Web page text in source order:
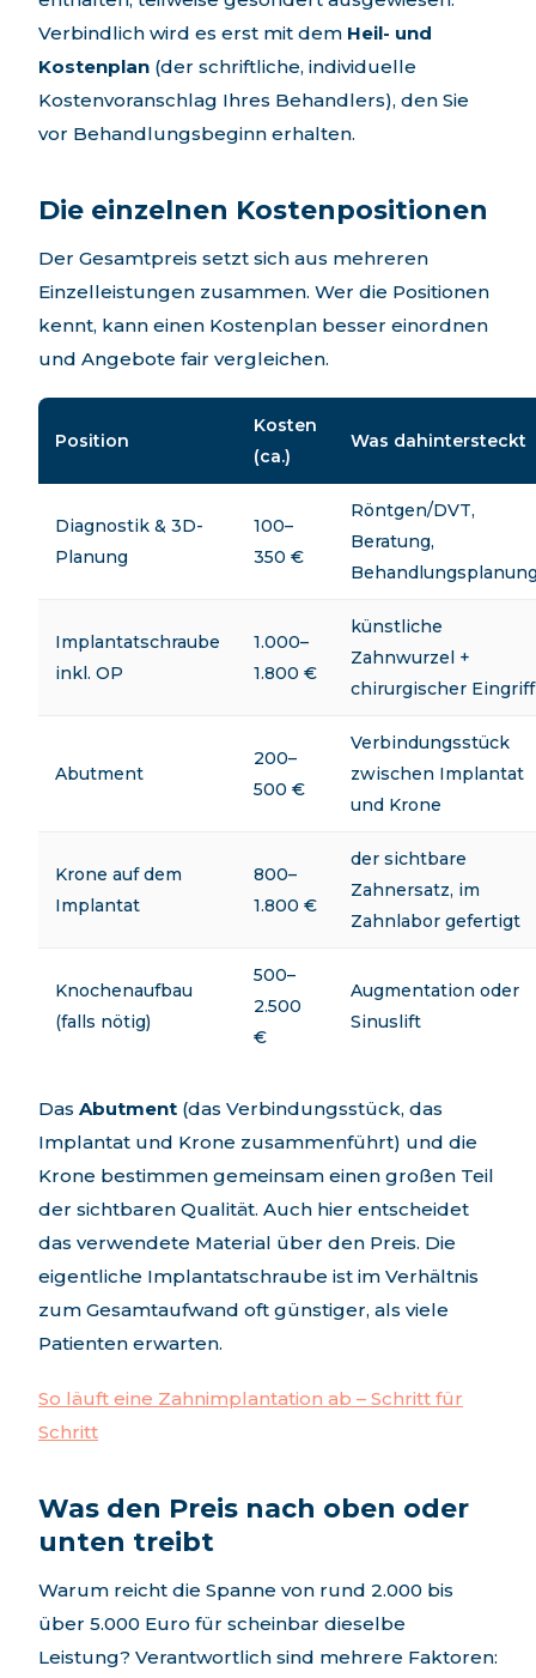
Verbindlich wird es erst mit dem Heil- und
Kostenplan (der schriftliche, individuelle
Kostenvoranschlag Ihres Behandlers), den Sie
vor Behandlungsbeginn erhalten.
Die einzelnen Kostenpositionen
Der Gesamtpreis setzt sich aus mehreren
Einzelleistungen zusammen. Wer die Positionen
kennt, kann einen Kostenplan besser einordnen
und Angebote fair vergleichen.
Position
Kosten
(ca.)
Was dahintersteckt
Diagnostik & 3D-
Planung
100–
350 €
Röntgen/DVT,
Beratung,
Implantatschraube
inkl. OP
1.000–
1.800 €
künstliche
Zahnwurzel +
chirurgischer Eingriff
Abutment
200–
500 €
Verbindungsstück
zwischen Implantat
und Krone
Krone auf dem
Implantat
800–
1.800 €
der sichtbare
Zahnersatz, im
Zahnlabor gefertigt
Knochenaufbau
(falls nötig)
500–
2.500
€
Augmentation oder
Sinuslift
Das Abutment (das Verbindungsstück, das
Implantat und Krone zusammenführt) und die
Krone bestimmen gemeinsam einen großen Teil
der sichtbaren Qualität. Auch hier entscheidet
das verwendete Material über den Preis. Die
eigentliche Implantatschraube ist im Verhältnis
zum Gesamtaufwand oft günstiger, als viele
Patienten erwarten.
So läuft eine Zahnimplantation ab – Schritt für
Schritt
Was den Preis nach oben oder
unten treibt
Warum reicht die Spanne von rund 2.000 bis
über 5.000 Euro für scheinbar dieselbe
Leistung? Verantwortlich sind mehrere Faktoren: